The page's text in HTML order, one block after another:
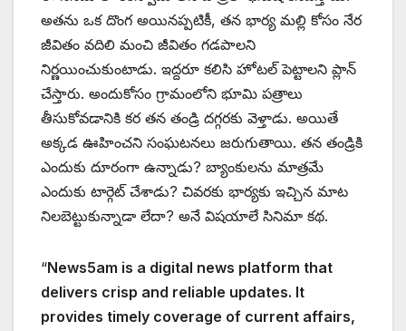
అతను ఒక దొంగ అయినప్పటికీ, తన భార్య మల్లి కోసం నేర
జీవితం వదిలి మంచి జీవితం గడపాలని
నిర్ణయించుకుంటాడు. ఇద్దరూ కలిసి హోటల్ పెట్టాలని ప్లాన్
చేస్తారు. అందుకోసం గ్రామంలోని భూమి పత్రాలు
తీసుకోవడానికి కర తన తండ్రి దగ్గరకు వెళ్తాడు. అయితే
అక్కడ ఊహించని సంఘటనలు జరుగుతాయి. తన తండ్రికి
ఎందుకు దూరంగా ఉన్నాడు? బ్యాంకులను మాత్రమే
ఎందుకు టార్గెట్ చేశాడు? చివరకు భార్యకు ఇచ్చిన మాట
నిలబెట్టుకున్నాడా లేదా? అనే విషయాలే సినిమా కథ.
“News5am is a digital news platform that
delivers crisp and reliable updates. It
provides timely coverage of current affairs,